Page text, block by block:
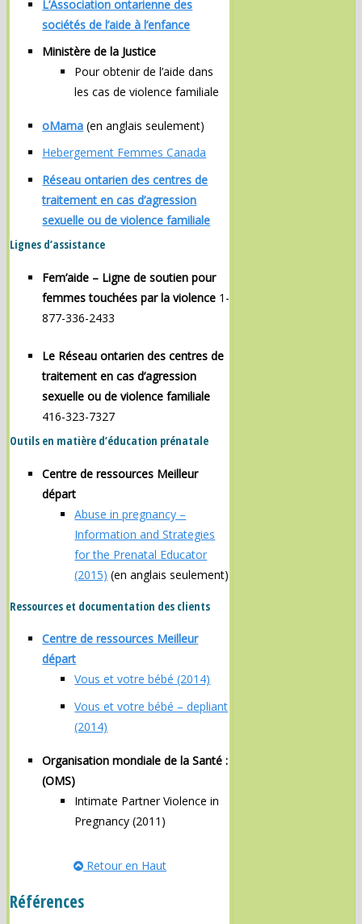
L’Association ontarienne des
sociétés de l’aide à l’enfance
Ministère de la Justice
Pour obtenir de l’aide dans
les cas de violence familiale
oMama (en anglais seulement)
Hebergement Femmes Canada
Réseau ontarien des centres de
traitement en cas d’agression
sexuelle ou de violence familiale
Lignes d’assistance
Fem’aide – Ligne de soutien pour
femmes touchées par la violence 1-
877-336-2433
Le Réseau ontarien des centres de
traitement en cas d’agression
sexuelle ou de violence familiale
416-323-7327
Outils en matière d’éducation prénatale
Centre de ressources Meilleur
départ
Abuse in pregnancy –
Information and Strategies
for the Prenatal Educator
(2015) (en anglais seulement)
Ressources et documentation des clients
Centre de ressources Meilleur
départ
Vous et votre bébé (2014)
Vous et votre bébé – depliant
(2014)
Organisation mondiale de la Santé :
(OMS)
Intimate Partner Violence in
Pregnancy (2011)
Retour en Haut
Références